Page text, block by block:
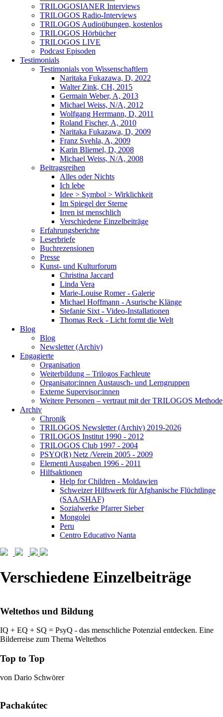
TRILOGOSIANER Interviews
TRILOGOS Radio-Interviews
TRILOGOS Audioübungen, kostenlos
TRILOGOS Hörbücher
TRILOGOS LIVE
Podcast Episoden
Testimonials
Testimonials von Wissenschaftlern
Naritaka Fukazawa, D, 2022
Walter Zink, CH, 2015
Germain Weber, A, 2013
Michael Weiss, N/A, 2012
Wolfgang Herrmann, D, 2011
Roland Fischer, A, 2010
Naritaka Fukazawa, D, 2009
Franz Svehla, A, 2009
Karin Bliemel, D, 2008
Michael Weiss, N/A, 2008
Beitragsreihen
Alles oder Nichts
Ich lebe
Idee > Symbol > Wirklichkeit
Im Spiegel der Sterne
Irren ist menschlich
Verschiedene Einzelbeiträge
Erfahrungsberichte
Leserbriefe
Buchrezensionen
Presse
Kunst- und Kulturforum
Christina Jaccard
Linda Vera
Marie-Louise Romer - Galerie
Michael Hoffmann - Asurische Klänge
Stefanie Sixt - Video-Installationen
Thomas Reck - Licht formt die Welt
Blog
Blog
Newsletter (Archiv)
Engagierte
Organisation
Weiterbildung – Trilogos Fachleute
Organisator:innen Austausch- und Lerngruppen
Externe Supervisor:innen
Weitere Personen – vertraut mit der TRILOGOS Methode
Archiv
Chronik
TRILOGOS Newsletter (Archiv) 2019-2026
TRILOGOS Institut 1990 - 2012
TRILOGOS Club 1997 - 2004
PSYQ(R) Netz /Verein 2005 - 2009
Elementi Ausgaben 1996 - 2011
Hilfsaktionen
Help for Children - Moldawien
Schweizer Hilfswerk für Afghanische Flüchtlinge
(SAA/SHAF)
Sozialwerke Pfarrer Sieber
Mongolei
Peru
Centro Educativo Nanta
Direkt
zum
Verschiedene Einzelbeiträge
Weltethos und Bildung
IQ + EQ + SQ = PsyQ - das menschliche Potenzial entdecken. Eine
Bilderreise zum Thema Weltethos
Top to Top
von Dario Schwörer
Pachakútec